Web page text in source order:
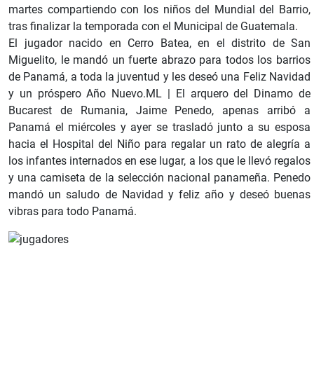
martes compartiendo con los niños del Mundial del Barrio,
tras finalizar la temporada con el Municipal de Guatemala.
El jugador nacido en Cerro Batea, en el distrito de San
Miguelito, le mandó un fuerte abrazo para todos los barrios
de Panamá, a toda la juventud y les deseó una Feliz Navidad
y un próspero Año Nuevo.ML | El arquero del Dinamo de
Bucarest de Rumania, Jaime Penedo, apenas arribó a
Panamá el miércoles y ayer se trasladó junto a su esposa
hacia el Hospital del Niño para regalar un rato de alegría a
los infantes internados en ese lugar, a los que le llevó regalos
y una camiseta de la selección nacional panameña. Penedo
mandó un saludo de Navidad y feliz año y deseó buenas
vibras para todo Panamá.